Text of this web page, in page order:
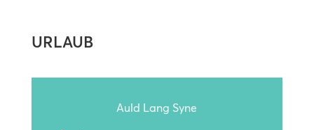
URLAUB
Auld Lang Syne